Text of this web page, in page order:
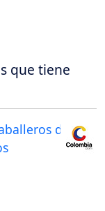
que tiene